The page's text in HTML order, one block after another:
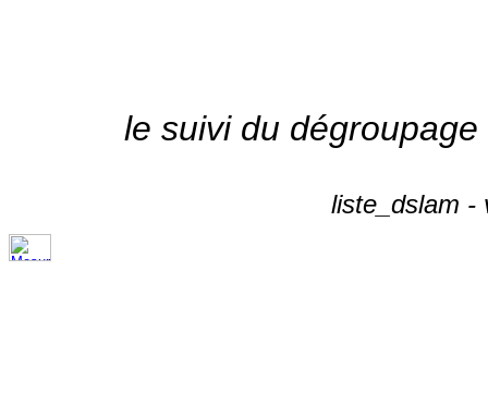
le suivi du
liste_dslam -